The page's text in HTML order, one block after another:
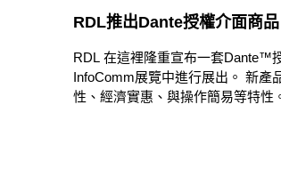
RDL推出Dante授權介面商品
RDL 在這裡隆重宣布一套Dante™
InfoComm展覽中進行展出。 新
性、經濟實惠、與操作簡易等特性